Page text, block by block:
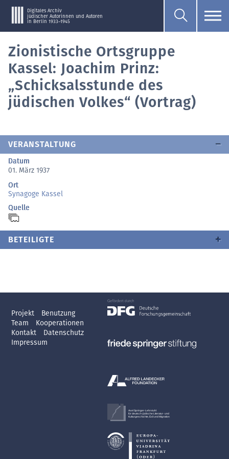
Digitales Archiv
jüdischer Autorinnen und Autoren
in Berlin 1933–1945
Zionistische Ortsgruppe
Kassel: Joachim Prinz:
„Schicksalsstunde des
jüdischen Volkes“ (Vortrag)
VERANSTALTUNG
Datum
01. März 1937
Ort
Synagoge Kassel
Quelle
BETEILIGTE
Projekt
Benutzung
Team
Kooperationen
Kontakt
Datenschutz
Impressum
Axel Springer-Lehrstuhl
für deutsch-jüdische Literatur- und
Kulturgeschichte, Exil und Migration